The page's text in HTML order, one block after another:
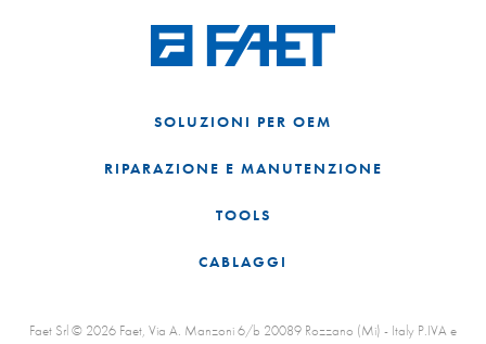
SOLUZIONI PER OEM
RIPARAZIONE E MANUTENZIONE
TOOLS
CABLAGGI
Faet Srl © 2026 Faet, Via A. Manzoni 6/b 20089 Rozzano (Mi) - Italy P.IVA e